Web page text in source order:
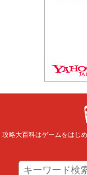
攻略大百科はゲームをはじ